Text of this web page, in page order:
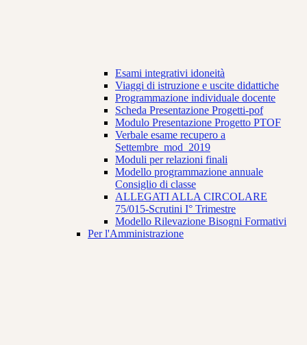
Esami integrativi idoneità
Viaggi di istruzione e uscite didattiche
Programmazione individuale docente
Scheda Presentazione Progetti-pof
Modulo Presentazione Progetto PTOF
Verbale esame recupero a
Settembre_mod_2019
Moduli per relazioni finali
Modello programmazione annuale
Consiglio di classe
ALLEGATI ALLA CIRCOLARE
75/015-Scrutini I° Trimestre
Modello Rilevazione Bisogni Formativi
Per l'Amministrazione